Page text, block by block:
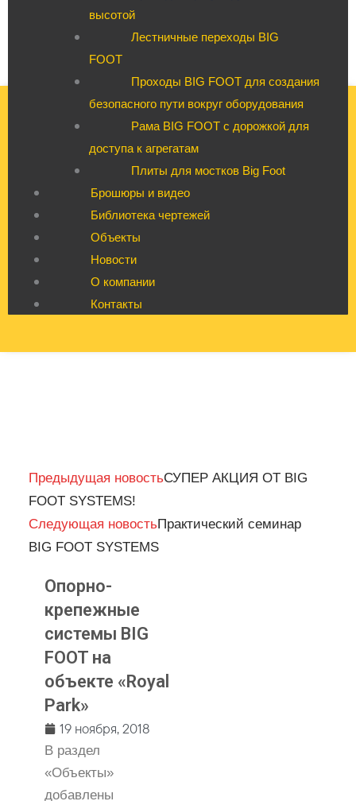
высотой
Лестничные переходы BIG
FOOT
Проходы BIG FOOT для создания
безопасного пути вокруг оборудования
Рама BIG FOOT с дорожкой для
доступа к агрегатам
Плиты для мостков Big Foot
Брошюры и видео
Библиотека чертежей
Объекты
Новости
О компании
Контакты
Prev
Предыдущая новостьСУПЕР АКЦИЯ ОТ BIG
FOOT SYSTEMS!
Следующая новостьПрактический семинар
BIG FOOT SYSTEMS
Next
Опорно-
крепежные
системы BIG
FOOT на
объекте «Royal
Park»
19 ноября, 2018
В раздел
«Объекты»
добавлены